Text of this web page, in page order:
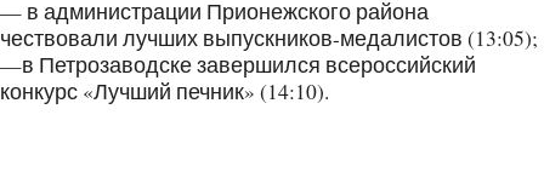
— в администрации Прионежского района
чествовали лучших выпускников-медалистов (13:05);
—в Петрозаводске завершился всероссийский
конкурс «Лучший печник» (14:10).